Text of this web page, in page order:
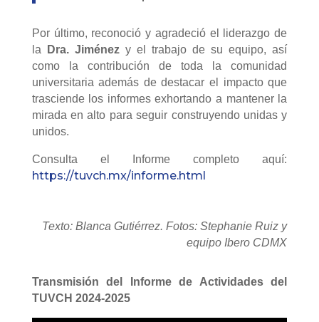
Por último, reconoció y agradeció el liderazgo de
la
Dra. Jiménezy el trabajo de su equipo, así
como la contribución de toda la comunidad
universitaria además de destacar el impacto que
trasciende los informes exhortando a mantener la
mirada en alto para seguir construyendo unidas y
unidos.
Consulta el Informe completo aquí:
https://tuvch.mx/informe.html
Texto: Blanca Gutiérrez. Fotos: Stephanie Ruiz y
equipo Ibero CDMX
Transmisión del Informe de Actividades del
TUVCH 2024-2025